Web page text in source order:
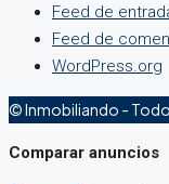
Feed de
Feed de
WordPress.org
© Inmobiliando -
Comparar anuncios